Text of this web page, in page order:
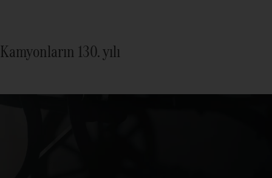
Kamyonların 130. yılı